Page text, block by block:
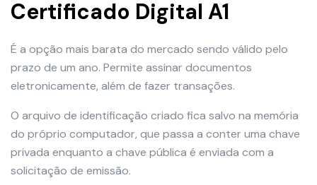
Certificado Digital A1
É a opção mais barata do mercado sendo válido pelo
prazo de um ano. Permite assinar documentos
eletronicamente, além de fazer transações.
O arquivo de identificação criado fica salvo na memória
do próprio computador, que passa a conter uma chave
privada enquanto a chave pública é enviada com a
solicitação de emissão.